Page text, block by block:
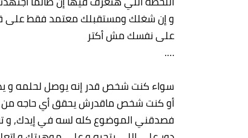
و إن شغلك ومستقبلك معتمد فقط على
على نفسك مش أكتر
….
سواء كنت شخص قدر إنه يوصل لحلمه و
أو كنت شخص ماقدرش يحقق أي حاجه من
فصدقني الموضوع كله لسه في إيدك, و